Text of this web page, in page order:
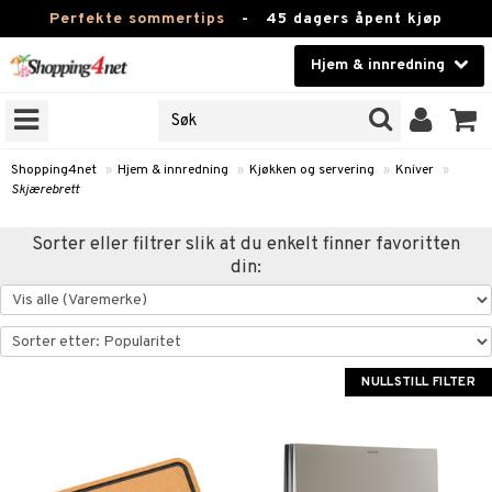
Perfekte sommertips - 45 dagers åpent kjøp
Hjem & innredning
Skjønnhet
Kontaktlinser
Apotek
Fitness
Hjem & innredning
Kampanjer
Shopping4net » Hjem & innredning » Kjøkken og servering » Kniver »
Skjærebrett
Sorter eller filtrer slik at du enkelt finner favoritten
din:
NULLSTILL FILTER
duftspreder